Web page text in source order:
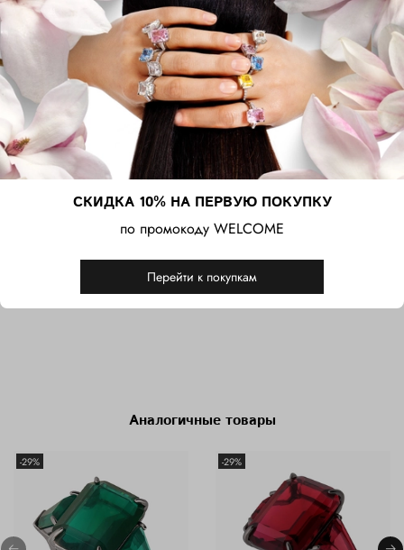
пусеты с аквамариновым
Серебряное кольцо с
центральным
29 000 ₽
Аналогичные товары
-29% -29%
СКИДКА 10% НА ПЕРВУЮ ПОКУПКУ
по промокоду WELCOME
Перейти к покупкам